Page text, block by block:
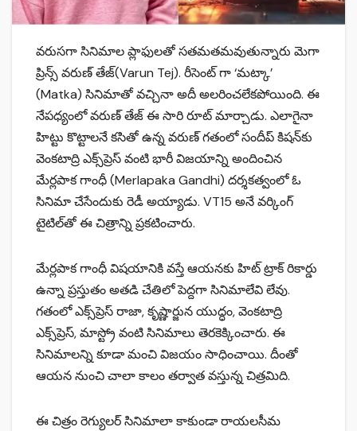
వ‌రుసగా సినిమాల‌ ప్లాఫుల‌తో స‌త‌మ‌త‌మ‌వుతున్నారు మెగా
ప్రిన్స్ వ‌రుణ్ తేజ్(Varun Tej). రీసెంట్ గా ‘మట్కా’
(Matka) సినిమాతో వచ్చినా అదీ అలరించలేకపోయింది. ఈ
నేపధ్యంలో వ‌రుణ్ తేజ్ ఈ సారి రూట్ మార్చాడు. ఎలాగైనా
హిట్టు కొట్టాల‌నే క‌సితో ఉన్న వ‌రుణ్ గతంలో సందీప్ కిష‌న్‌కు
వెంక‌టాద్రి ఎక్స్‌ప్రెస్ వంటి భారీ విజ‌యాన్ని అందించిన‌
మేర్లపాక గాంధీ (Merlapaka Gandhi) ద‌ర్శ‌క‌త్వంలో ఓ
సినిమా చేసేందుకు రెడీ అయ్యాడు. VT15 అనే వర్కింగ్‌
టైటిల్‌తో ఈ చిత్రాన్ని ప్రకటించారు.
మేర్లపాక గాంధీ విషయానికి వస్తే ఆయనకు హిట్‌ ట్రాక్‌ రికార్డు
ఉన్నా ప్రస్తుతం అతడి చేతిలో పెద్దగా సినిమాలేవి లేవు.
గతంలో ఎక్స్‌ప్రెస్‌ రాజా, కృష్ణార్జున యుద్ధం, వెంకటాద్రి
ఎక్స్‌ప్రెస్, మాస్ట్రో వంటి సినిమాలు తెరకెక్కించారు. ఈ
సినిమాలన్ని కూడా మంచి విజయం సాధించాయి. దీంతో
ఆయన నుంచి చాలా కాలం తర్వాత వస్తున్న చిత్రమిది.
ఈ చిత్రం రెగ్యుల‌ర్ సినిమాలా కాకుండా రాయ‌ల‌సీమ